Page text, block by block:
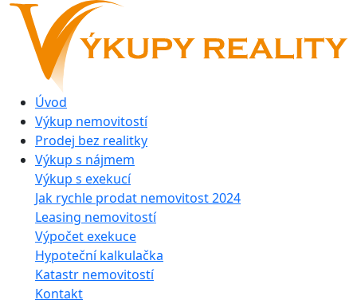
Úvod
Výkup nemovitostí
Prodej bez realitky
Výkup s nájmem
Výkup s exekucí
Jak rychle prodat nemovitost 2024
Leasing nemovitostí
Výpočet exekuce
Hypoteční kalkulačka
Katastr nemovitostí
Kontakt